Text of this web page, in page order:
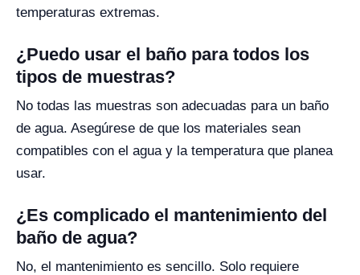
temperaturas extremas.
¿Puedo usar el baño para todos los
tipos de muestras?
No todas las muestras son adecuadas para un baño
de agua. Asegúrese de que los materiales sean
compatibles con el agua y la temperatura que planea
usar.
¿Es complicado el mantenimiento del
baño de agua?
No, el mantenimiento es sencillo. Solo requiere